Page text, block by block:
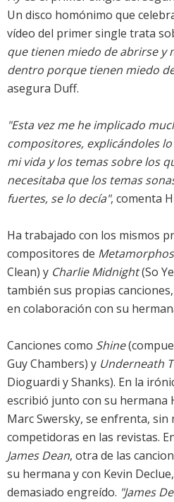
Un disco homónimo que
vídeo del primer single trata
que tienen miedo de abrirse y
dentro porque tienen miedo
asegura Duff.
"Esta vez me he implicado
compositores, explicándoles
mi vida y los temas sobre los
necesitaba que los temas
fuertes, se lo decía", comenta
Ha trabajado con los mismos
compositores de
Clean) y Charlie Midnight(So
también sus propias
en colaboración con su
Canciones como Shine
Guy Chambers) y Underneath
Dioguardi y Shanks). En la
escribió junto con su hermana
Marc Swersky, se enfrenta,
competidoras en las revistas.
James Dean, otra de las
su hermana y con Kevin
demasiado engreído. "James